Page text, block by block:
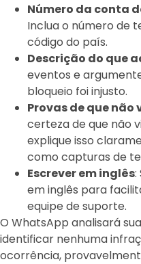
Número da conta
Inclua o número de
código do país.
Descrição do que
eventos e
bloqueio foi injusto.
Provas de que não
certeza de que não
explique isso
como capturas de
Escrever em inglês:
em inglês para
equipe de suporte.
O WhatsApp analisará
identificar nenhuma
ocorrência,